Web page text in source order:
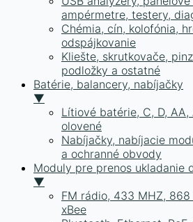
ampérmetre, testery,
Chémia, cín, kolofónia,
odspájkovanie
Kliešte, skrutkovače,
podložky a ostatné
Batérie, balancery, nabíjačky
▼
Lítiové batérie, C, D,
olovené
Nabíjačky, nabíjacie
a ochranné obvody
Moduly pre prenos ukladanie
▼
FM rádio, 433 MHZ, 868
xBee